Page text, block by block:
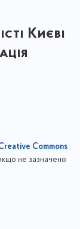
Києві
Commons
не зазначено